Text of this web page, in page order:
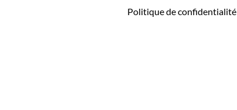
Politique de confidentialité